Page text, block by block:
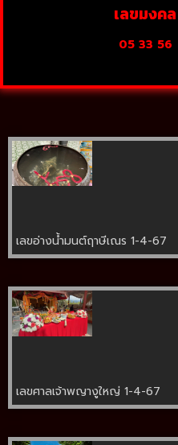
เลขมงค
05 33 56
เลขอ่างน้ำมนต์ฤาษีเณร 1-4-67
เลขศาลเจ้าพญางูใหญ่ 1-4-67